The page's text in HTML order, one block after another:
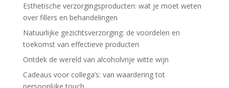
Esthetische verzorgingsproducten: wat je moet weten
over fillers en behandelingen
Natuurlijke gezichtsverzorging: de voordelen en
toekomst van effectieve producten
Ontdek de wereld van alcoholvrije witte wijn
Cadeaus voor collega’s: van waardering tot
persoonlijke touch